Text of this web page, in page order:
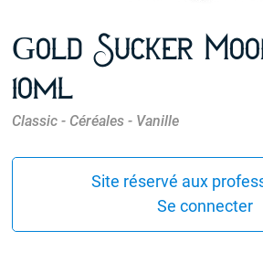
Gold Sucker
10ml
Classic - Céréales - Vanille
Site réservé aux
Se connecter